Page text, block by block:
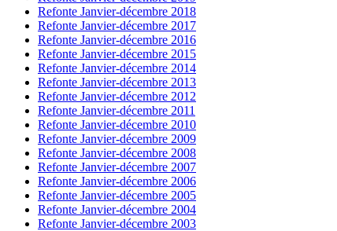
Refonte Janvier-décembre 2018
Refonte Janvier-décembre 2017
Refonte Janvier-décembre 2016
Refonte Janvier-décembre 2015
Refonte Janvier-décembre 2014
Refonte Janvier-décembre 2013
Refonte Janvier-décembre 2012
Refonte Janvier-décembre 2011
Refonte Janvier-décembre 2010
Refonte Janvier-décembre 2009
Refonte Janvier-décembre 2008
Refonte Janvier-décembre 2007
Refonte Janvier-décembre 2006
Refonte Janvier-décembre 2005
Refonte Janvier-décembre 2004
Refonte Janvier-décembre 2003